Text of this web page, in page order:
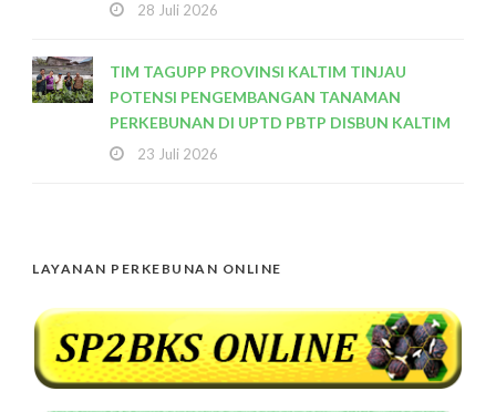
28 Juli 2026
TIM TAGUPP PROVINSI KALTIM TINJAU
POTENSI PENGEMBANGAN TANAMAN
PERKEBUNAN DI UPTD PBTP DISBUN KALTIM
23 Juli 2026
LAYANAN PERKEBUNAN ONLINE